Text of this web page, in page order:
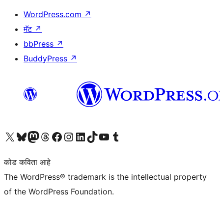
WordPress.com ↗
मॅट ↗
bbPress ↗
BuddyPress ↗
आमच्या X (एक्स) (पूर्वीचे ट्विटर) खात्याला भेट द्या आमच्या ब्लूस्की खात्याला भेट द्या.आमच्या Mastodon खात्याला भेट द्या.आमच्या थ्रेड्स खात्याला भेट द्या. आमच्या फेसबुक पेजला भेट द्या आमच्या इंस्टाग्राम खात्याला भेट द्या आमच्या लिंक्डइन खात्याला भेट द्या आमच्या टिकटॉक अकाउंटला भेट द्या.आमच्या यूट्यूब चॅनेलला भेट द्या आमच्या टंबलर खात्याला भेट द्या.
कोड कविता आहे
The WordPress® trademark is the intellectual property
of the WordPress Foundation.